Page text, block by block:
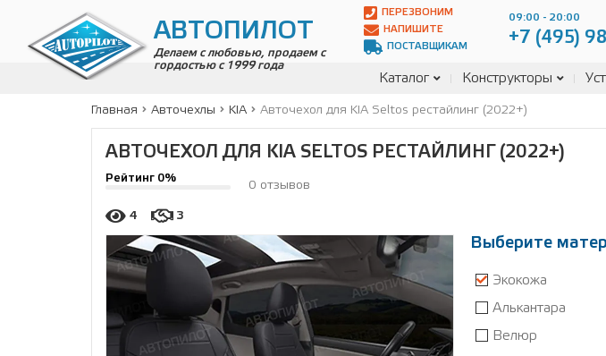
АВТОПИЛОТ
Делаем с любовью, продаем с
гордостью с 1999 года
ПЕРЕЗВОНИМ
НАПИШИТЕ
ПОСТАВЩИКАМ
09:00 - 20:00
+7 (495)
Каталог Конструкторы
Главная Авточехлы KIA Авточехол для KIA Seltos рестайлинг (2022+)
АВТОЧЕХОЛ ДЛЯ KIA SELTOS РЕСТАЙЛИНГ (2022+)
Рейтинг 0%
0 отзывов
4 3
Выберите
Экокожа
Алькантара
Велюр
Адрес:
Чагинская